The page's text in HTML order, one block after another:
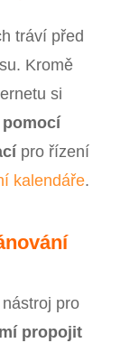
tráví před
Kromě
si
pomocí
pro řízení
kalendáře.
pro
propojit